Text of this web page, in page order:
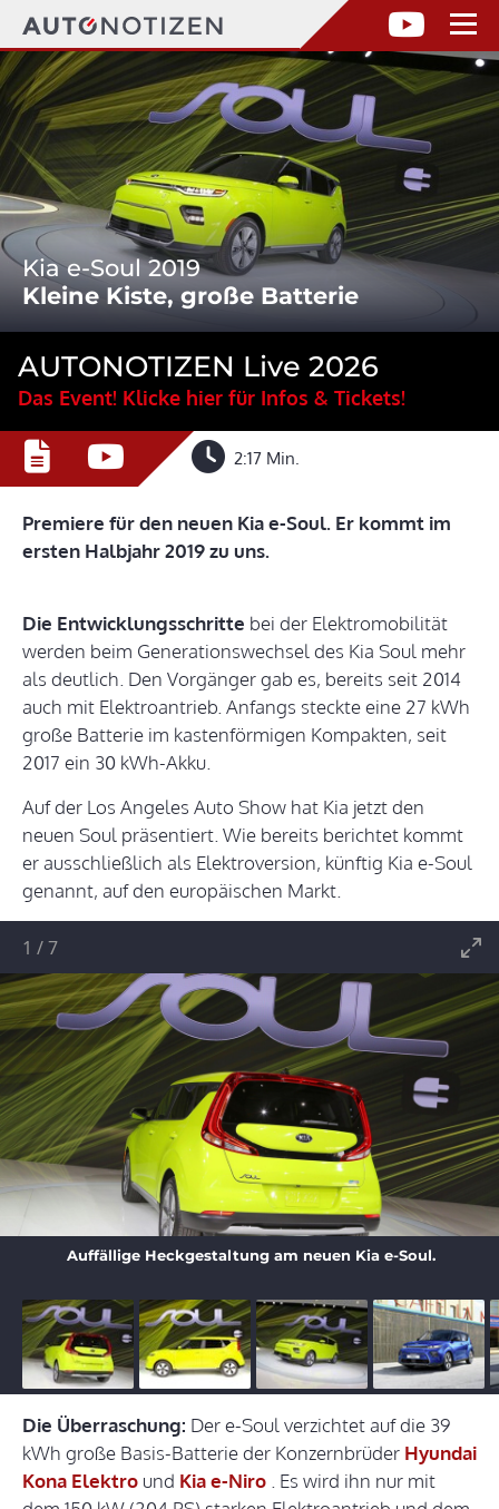
Kia e-Soul 2019
Kleine Kiste, große Batterie
AUTONOTIZEN Live 2026
Das Event! Klicke hier für Infos & Tickets!
2:17 Min.
Premiere für den neuen Kia e-Soul. Er kommt im
ersten Halbjahr 2019 zu uns.
Die Entwicklungsschritte bei der Elektromobilität
werden beim Generationswechsel des Kia Soul mehr
als deutlich. Den Vorgänger gab es, bereits seit 2014
auch mit Elektroantrieb. Anfangs steckte eine 27 kWh
große Batterie im kastenförmigen Kompakten, seit
2017 ein 30 kWh-Akku.
Auf der Los Angeles Auto Show hat Kia jetzt den
neuen Soul präsentiert. Wie bereits berichtet kommt
er ausschließlich als Elektroversion, künftig Kia e-Soul
genannt, auf den europäischen Markt.
Auffällige Heckgestaltung am neuen Kia e-Soul.
1 /7
Die Überraschung: Der e-Soul verzichtet auf die 39
kWh große Basis-Batterie der Konzernbrüder Hyundai
Kona Elektro und Kia e-Niro . Es wird ihn nur mit